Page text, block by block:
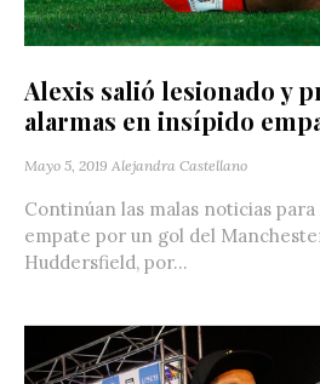
Alexis salió lesionado y
alarmas en insípido
Mayo 5, 2019 Alejandra Castellano
Continúan las malas noticias
empate por un gol del
Huddersfield, por...